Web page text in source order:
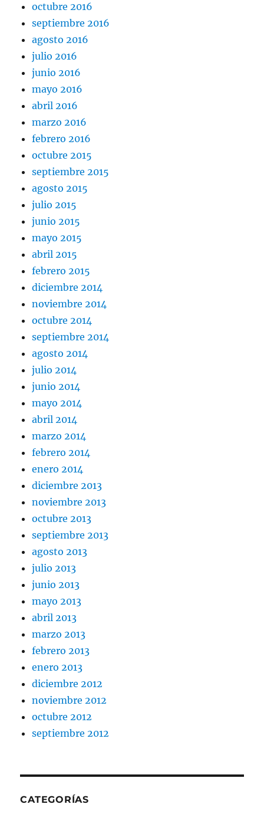
octubre 2016
septiembre 2016
agosto 2016
julio 2016
junio 2016
mayo 2016
abril 2016
marzo 2016
febrero 2016
octubre 2015
septiembre 2015
agosto 2015
julio 2015
junio 2015
mayo 2015
abril 2015
febrero 2015
diciembre 2014
noviembre 2014
octubre 2014
septiembre 2014
agosto 2014
julio 2014
junio 2014
mayo 2014
abril 2014
marzo 2014
febrero 2014
enero 2014
diciembre 2013
noviembre 2013
octubre 2013
septiembre 2013
agosto 2013
julio 2013
junio 2013
mayo 2013
abril 2013
marzo 2013
febrero 2013
enero 2013
diciembre 2012
noviembre 2012
octubre 2012
septiembre 2012
CATEGORÍAS